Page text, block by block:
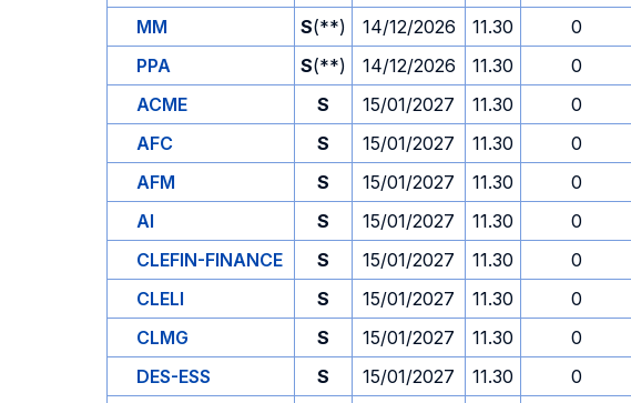
MM
S(**) 14/12/2026 11.30 0
PPA
S(**) 14/12/2026 11.30 0
ACME
S 15/01/2027 11.30 0
AFC
S 15/01/2027 11.30 0
AFM
S 15/01/2027 11.30 0
AI
S 15/01/2027 11.30 0
CLEFIN-FINANCE
S 15/01/2027 11.30 0
CLELI
S 15/01/2027 11.30 0
CLMG
S 15/01/2027 11.30 0
DES-ESS
S 15/01/2027 11.30 0